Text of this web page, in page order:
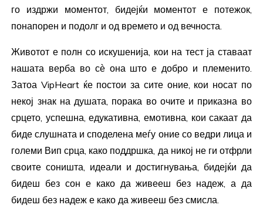
го издржи моментот, бидејќи моментот е потежок,
понапорен и подолг и од времето и од вечноста.
Животот е полн со искушенија, кои на тест ја ставаат
нашата верба во сѐ она што е добро и племенито.
Затоа VipHeart ќе постои за сите оние, кои носат по
некој знак на душата, порака во очите и приказна во
срцето, успешна, едукативна, емотивна, кои сакаат да
биде слушната и споделена меѓу оние со ведри лица и
големи Вип срца, како поддршка, да никој не ги отфрли
своите соништа, идеали и достигнувања, бидејќи да
бидеш без сон е како да живееш без надеж, а да
бидеш без надеж е како да живееш без смисла.